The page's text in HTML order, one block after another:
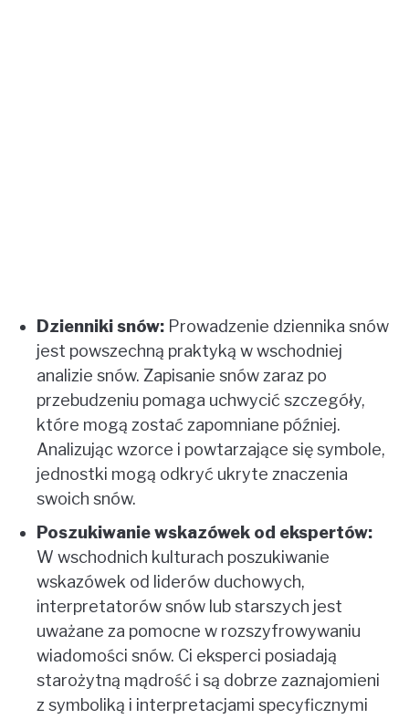
Dzienniki snów: Prowadzenie dziennika snów
jest powszechną praktyką w wschodniej
analizie snów. Zapisanie snów zaraz po
przebudzeniu pomaga uchwycić szczegóły,
które mogą zostać zapomniane później.
Analizując wzorce i powtarzające się symbole,
jednostki mogą odkryć ukryte znaczenia
swoich snów.
Poszukiwanie wskazówek od ekspertów:
W wschodnich kulturach poszukiwanie
wskazówek od liderów duchowych,
interpretatorów snów lub starszych jest
uważane za pomocne w rozszyfrowywaniu
wiadomości snów. Ci eksperci posiadają
starożytną mądrość i są dobrze zaznajomieni
z symboliką i interpretacjami specyficznymi